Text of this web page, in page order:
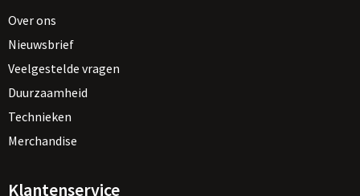
Over ons
Nieuwsbrief
Veelgestelde vragen
Duurzaamheid
Technieken
Merchandise
Klantenservice